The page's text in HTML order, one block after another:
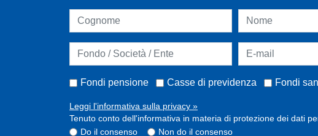
Fondi pensione Casse di previdenza Fondi
Leggi l'informativa sulla privacy »
Tenuto conto dell'informativa in materia di protezione dei dati
Do il consenso
Non do il consenso